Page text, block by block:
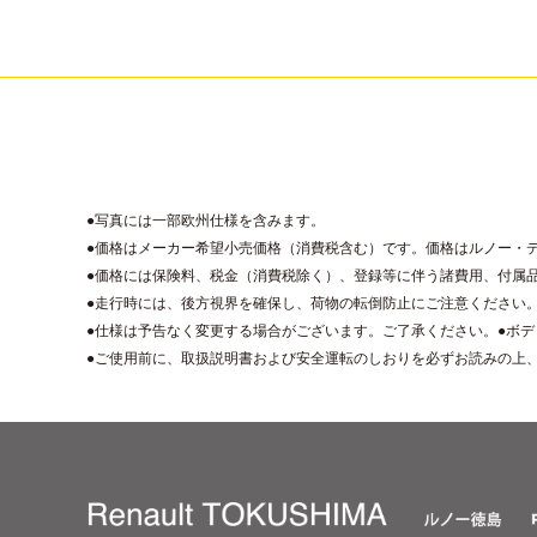
●写真には一部欧州仕様を含みます。
●価格はメーカー希望小売価格（消費税含む）です。価格はルノー
●価格には保険料、税金（消費税除く）、登録等に伴う諸費用、付
●走行時には、後方視界を確保し、荷物の転倒防止にご注意ください
●仕様は予告なく変更する場合がございます。ご了承ください。●ボ
●ご使用前に、取扱説明書および安全運転のしおりを必ずお読みの